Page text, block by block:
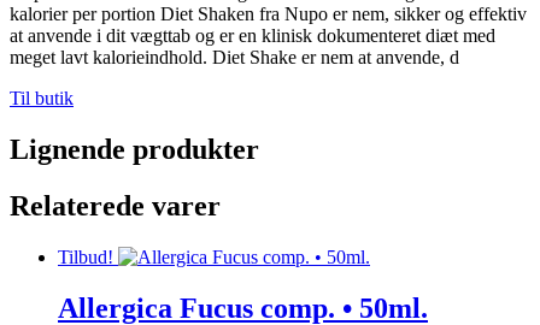
kalorier per portion Diet Shaken fra Nupo er nem, sikker og effektiv
at anvende i dit vægttab og er en klinisk dokumenteret diæt med
meget lavt kalorieindhold. Diet Shake er nem at anvende, d
Til butik
Lignende produkter
Relaterede varer
Tilbud!
Allergica Fucus comp. • 50ml.